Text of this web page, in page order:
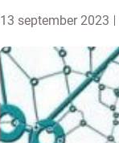
13 september 2023